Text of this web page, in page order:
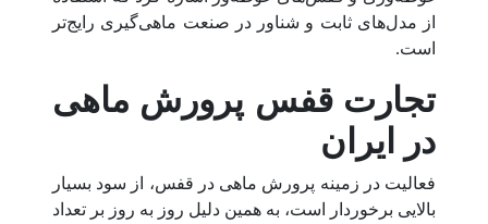
از مدل‌های ثابت و شناور در صنعت ماهی‌گیری رایج‌تر
است.
تجارت قفس پرورش ماهی
در ایران
فعالیت در زمینه پرورش ماهی در قفس، از سود بسیار
بالایی برخوردار است، به همین دلیل روز به روز بر تعداد